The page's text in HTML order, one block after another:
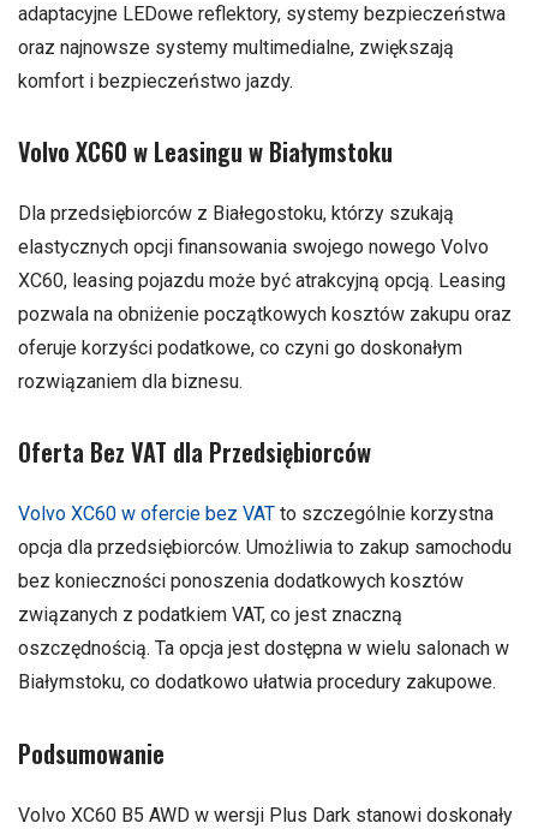
adaptacyjne LEDowe reflektory, systemy bezpieczeństwa
oraz najnowsze systemy multimedialne, zwiększają
komfort i bezpieczeństwo jazdy.
Volvo XC60 w Leasingu w Białymstoku
Dla przedsiębiorców z Białegostoku, którzy szukają
elastycznych opcji finansowania swojego nowego Volvo
XC60, leasing pojazdu może być atrakcyjną opcją. Leasing
pozwala na obniżenie początkowych kosztów zakupu oraz
oferuje korzyści podatkowe, co czyni go doskonałym
rozwiązaniem dla biznesu.
Oferta Bez VAT dla Przedsiębiorców
Volvo XC60 w ofercie bez VAT to szczególnie korzystna
opcja dla przedsiębiorców. Umożliwia to zakup samochodu
bez konieczności ponoszenia dodatkowych kosztów
związanych z podatkiem VAT, co jest znaczną
oszczędnością. Ta opcja jest dostępna w wielu salonach w
Białymstoku, co dodatkowo ułatwia procedury zakupowe.
Podsumowanie
Volvo XC60 B5 AWD w wersji Plus Dark stanowi doskonały